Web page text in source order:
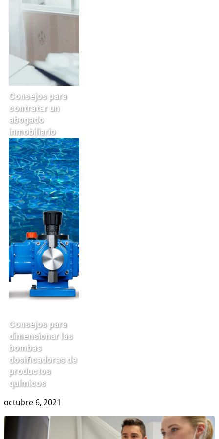
Consejos para
contratar un
abogado
inmobiliario
Consejos para
dimensionar las
bombas
dosificadoras de
productos
químicos
octubre 6, 2021